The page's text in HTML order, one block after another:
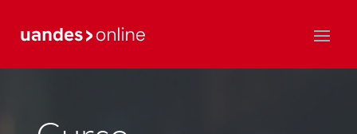
Postgrado y Educación Continua